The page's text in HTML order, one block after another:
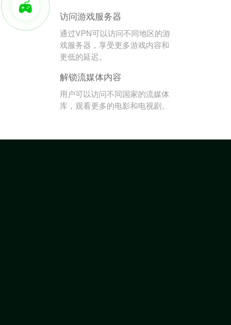
访问游戏服务器
通过VPN可以访问不同地区的游
戏服务器，享受更多游戏内容和
更低的延迟。
解锁流媒体内容
用户可以访问不同国家的流媒体
库，观看更多的电影和电视剧。